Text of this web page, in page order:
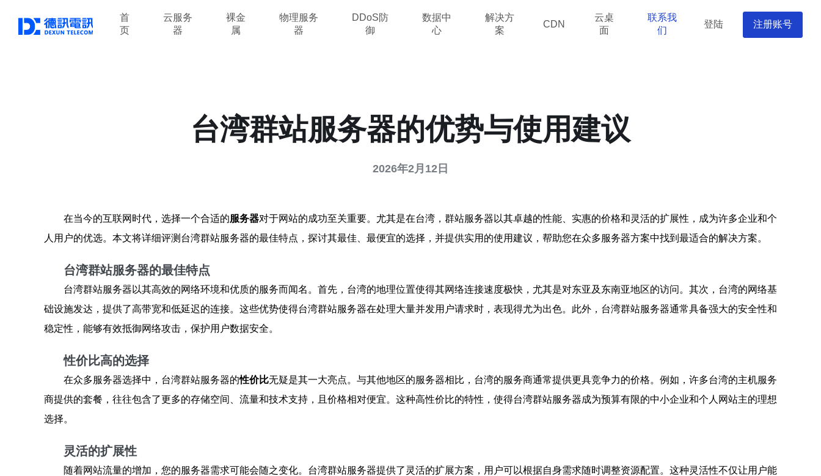
首
页
云服务
器
裸金
属
物理服务
器
DDoS防
御
数据中
心
解决方
案
CDN
云桌
面
联系我
们
登陆 注册账号
台湾群站服务器的优势与使用建议
2026年2月12日
在当今的互联网时代，选择一个合适的服务器对于网站的成功至关重要。尤其是在台湾，群站服务器以其卓越的性能、实惠的价格和灵活的扩展性，成为许多企业和个
人用户的优选。本文将详细评测台湾群站服务器的最佳特点，探讨其最佳、最便宜的选择，并提供实用的使用建议，帮助您在众多服务器方案中找到最适合的解决方案。
台湾群站服务器的最佳特点
台湾群站服务器以其高效的网络环境和优质的服务而闻名。首先，台湾的地理位置使得其网络连接速度极快，尤其是对东亚及东南亚地区的访问。其次，台湾的网络基
础设施发达，提供了高带宽和低延迟的连接。这些优势使得台湾群站服务器在处理大量并发用户请求时，表现得尤为出色。此外，台湾群站服务器通常具备强大的安全性和
稳定性，能够有效抵御网络攻击，保护用户数据安全。
性价比高的选择
在众多服务器选择中，台湾群站服务器的性价比无疑是其一大亮点。与其他地区的服务器相比，台湾的服务商通常提供更具竞争力的价格。例如，许多台湾的主机服务
商提供的套餐，往往包含了更多的存储空间、流量和技术支持，且价格相对便宜。这种高性价比的特性，使得台湾群站服务器成为预算有限的中小企业和个人网站主的理想
选择。
灵活的扩展性
随着网站流量的增加，您的服务器需求可能会随之变化。台湾群站服务器提供了灵活的扩展方案，用户可以根据自身需求随时调整资源配置。这种灵活性不仅让用户能